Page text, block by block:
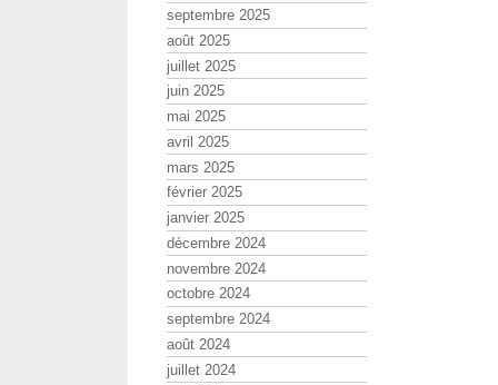
septembre 2025
août 2025
juillet 2025
juin 2025
mai 2025
avril 2025
mars 2025
février 2025
janvier 2025
décembre 2024
novembre 2024
octobre 2024
septembre 2024
août 2024
juillet 2024